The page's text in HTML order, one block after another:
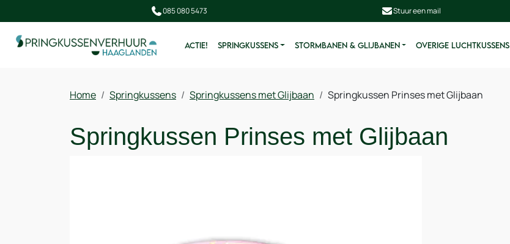
085 080 5473 Stuur een mail
ACTIE! SPRINGKUSSENS STORMBANEN & GLIJBANEN OVERIGE LUCHTKUSSENS
Home Springkussens Springkussens met Glijbaan Springkussen Prinses met Glijbaan
Springkussen Prinses met Glijbaan